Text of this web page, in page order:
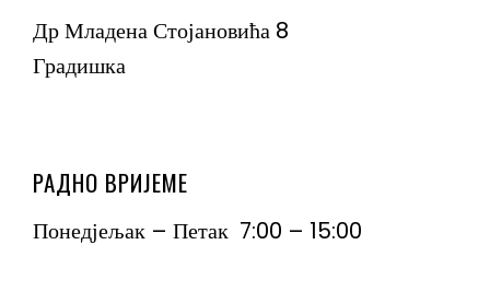
Др Младена Стојановића 8
Градишка
РАДНО ВРИЈЕМЕ
Понедјељак – Петак 7:00 – 15:00